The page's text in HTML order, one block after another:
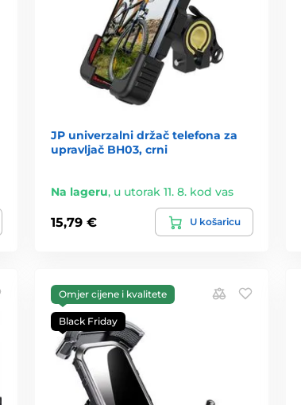
JP univerzalni držač telefona za
upravljač BH03, crni
Na lageru, u utorak 11. 8. kod vas
15,79 € U košaricu
Omjer cijene i kvalitete
Black Friday